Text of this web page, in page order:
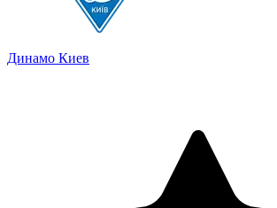
Динамо Киев